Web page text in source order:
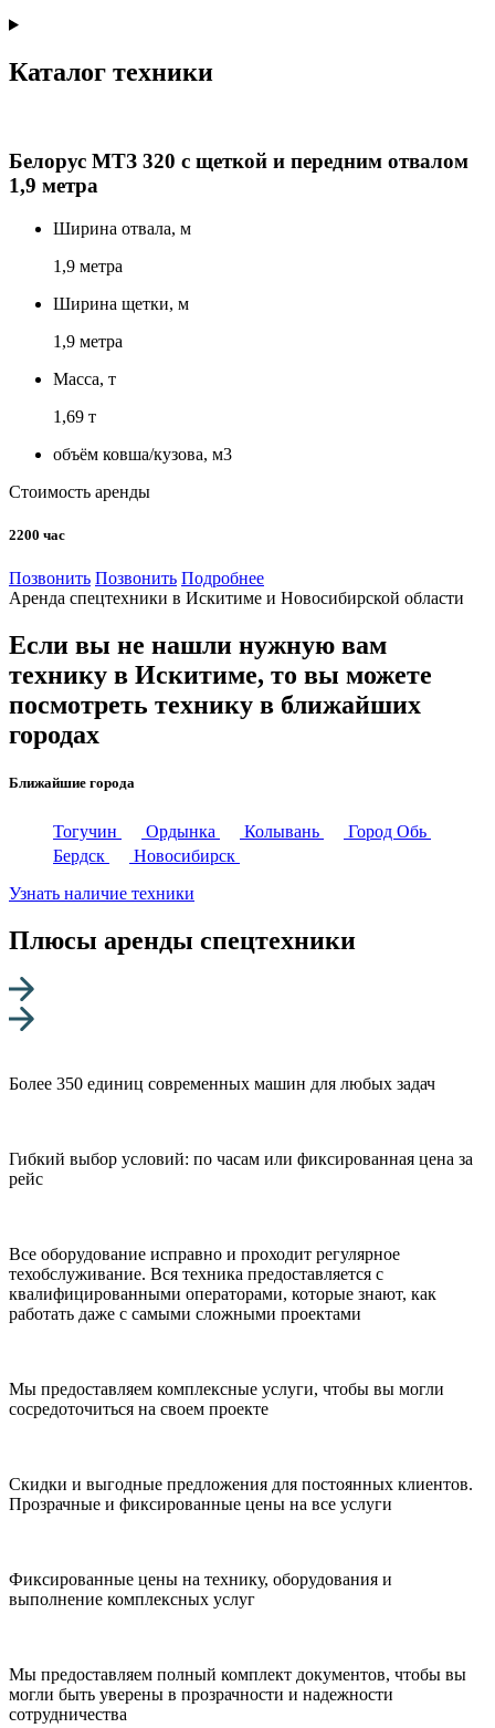
Каталог техники
Белорус МТЗ 320 с щеткой и передним отвалом
1,9 метра
Ширина отвала, м
1,9 метра
Ширина щетки, м
1,9 метра
Масса, т
1,69 т
объём ковша/кузова, м3
Стоимость аренды
2200 час
Позвонить Позвонить Подробнее
Аренда спецтехники в Искитиме и Новосибирской области
Если вы не нашли нужную вам
технику в Искитиме, то вы можете
посмотреть технику в ближайших
городах
Ближайшие города
Тогучин Ордынка Колывань
Город Обь
Бердск
Новосибирск
Узнать наличие техники
Плюсы аренды спецтехники
Более 350 единиц современных машин для любых задач
Гибкий выбор условий: по часам или фиксированная цена за
рейс
Все оборудование исправно и проходит регулярное
техобслуживание. Вся техника предоставляется с
квалифицированными операторами, которые знают, как
работать даже с самыми сложными проектами
Мы предоставляем комплексные услуги, чтобы вы могли
сосредоточиться на своем проекте
Скидки и выгодные предложения для постоянных клиентов.
Прозрачные и фиксированные цены на все услуги
Фиксированные цены на технику, оборудования и
выполнение комплексных услуг
Мы предоставляем полный комплект документов, чтобы вы
могли быть уверены в прозрачности и надежности
сотрудничества